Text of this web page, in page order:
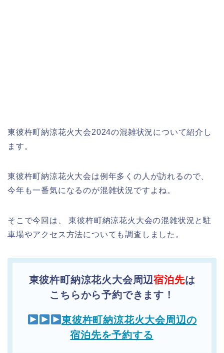
東彼杵町納涼花火大会2024の混雑状況について紹介し
ます。
東彼杵町納涼花火大会は例年多くの人が訪れるので、
今年も一番気になるのが混雑状況ですよね。
そこで今回は、 東彼杵町納涼花火大会の混雑状況と駐
車場やアクセス方法についても調査しました。
東彼杵町納涼花火大会周辺宿泊先は
こちらから予約できます！
東彼杵町納涼花火大会周辺の
宿泊先を予約する